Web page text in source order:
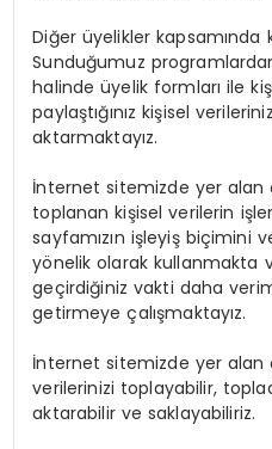
Diğer üyelikler kapsamında
Sunduğumuz
halinde üyelik formları ile
paylaştığınız kişisel
aktarmaktayız.
İnternet sitemizde yer alan
toplanan kişisel verilerin
sayfamızın işleyiş biçimini
yönelik olarak kullanmakta
geçirdiğiniz vakti daha
getirmeye çalışmaktayız.
İnternet sitemizde yer alan
verilerinizi toplayabilir,
aktarabilir ve saklayabiliriz.